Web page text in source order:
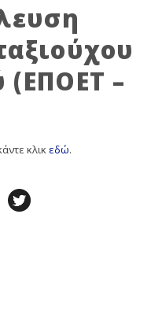
–
κλικ εδώ.